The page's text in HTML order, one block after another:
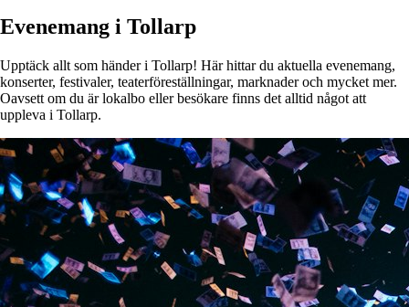
Evenemang i Tollarp
Upptäck allt som händer i Tollarp! Här hittar du aktuella evenemang,
konserter, festivaler, teaterföreställningar, marknader och mycket mer.
Oavsett om du är lokalbo eller besökare finns det alltid något att
uppleva i Tollarp.